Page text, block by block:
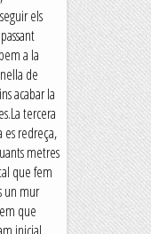
els
a la
de
acabar la
tercera
es redreça,
metres
que fem
un mur
que